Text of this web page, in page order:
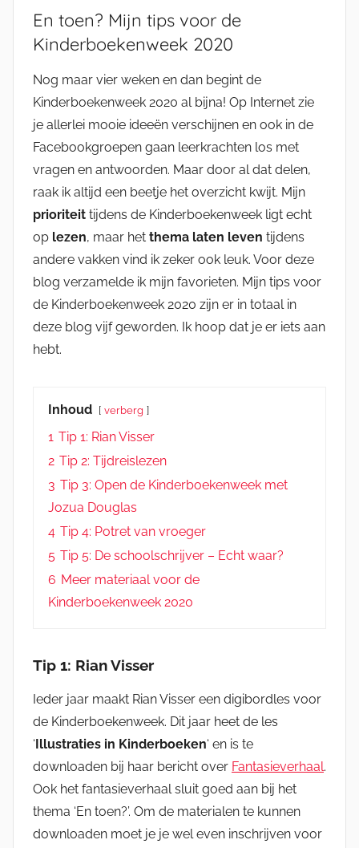
En toen? Mijn tips voor de
Kinderboekenweek 2020
Nog maar vier weken en dan begint de
Kinderboekenweek 2020 al bijna! Op Internet zie
je allerlei mooie ideeën verschijnen en ook in de
Facebookgroepen gaan leerkrachten los met
vragen en antwoorden. Maar door al dat delen,
raak ik altijd een beetje het overzicht kwijt. Mijn
prioriteit tijdens de Kinderboekenweek ligt echt
op lezen, maar het thema laten leven tijdens
andere vakken vind ik zeker ook leuk. Voor deze
blog verzamelde ik mijn favorieten. Mijn tips voor
de Kinderboekenweek 2020 zijn er in totaal in
deze blog vijf geworden. Ik hoop dat je er iets aan
hebt.
Inhoud verberg
1 Tip 1: Rian Visser
2 Tip 2: Tijdreislezen
3 Tip 3: Open de Kinderboekenweek met
Jozua Douglas
4 Tip 4: Potret van vroeger
5 Tip 5: De schoolschrijver – Echt waar?
6 Meer materiaal voor de
Kinderboekenweek 2020
Tip 1: Rian Visser
Ieder jaar maakt Rian Visser een digibordles voor
de Kinderboekenweek. Dit jaar heet de les
‘Illustraties in Kinderboeken‘ en is te
downloaden bij haar bericht over Fantasieverhaal.
Ook het fantasieverhaal sluit goed aan bij het
thema ‘En toen?’. Om de materialen te kunnen
downloaden moet je je wel even inschrijven voor